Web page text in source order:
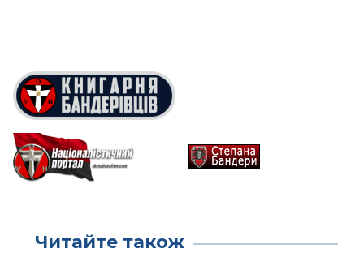
Читайте також